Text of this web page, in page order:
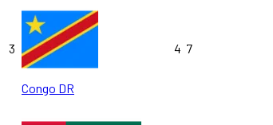
3
Congo DR
4 7